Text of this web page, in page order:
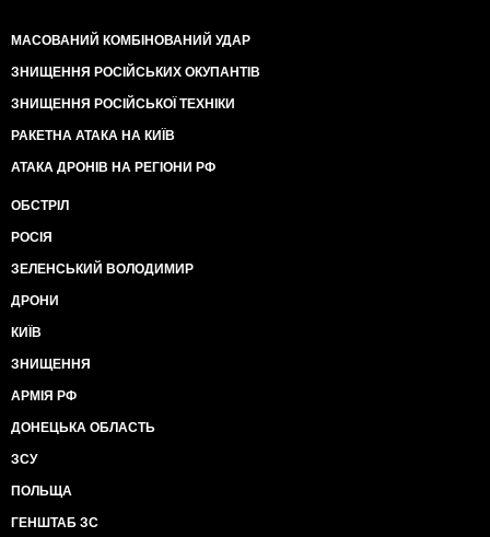
МАСОВАНИЙ КОМБІНОВАНИЙ УДАР
ЗНИЩЕННЯ РОСІЙСЬКИХ ОКУПАНТІВ
ЗНИЩЕННЯ РОСІЙСЬКОЇ ТЕХНІКИ
РАКЕТНА АТАКА НА КИЇВ
АТАКА ДРОНІВ НА РЕГІОНИ РФ
ОБСТРІЛ
РОСІЯ
ЗЕЛЕНСЬКИЙ ВОЛОДИМИР
ДРОНИ
КИЇВ
ЗНИЩЕННЯ
АРМІЯ РФ
ДОНЕЦЬКА ОБЛАСТЬ
ЗСУ
ПОЛЬЩА
ГЕНШТАБ ЗС